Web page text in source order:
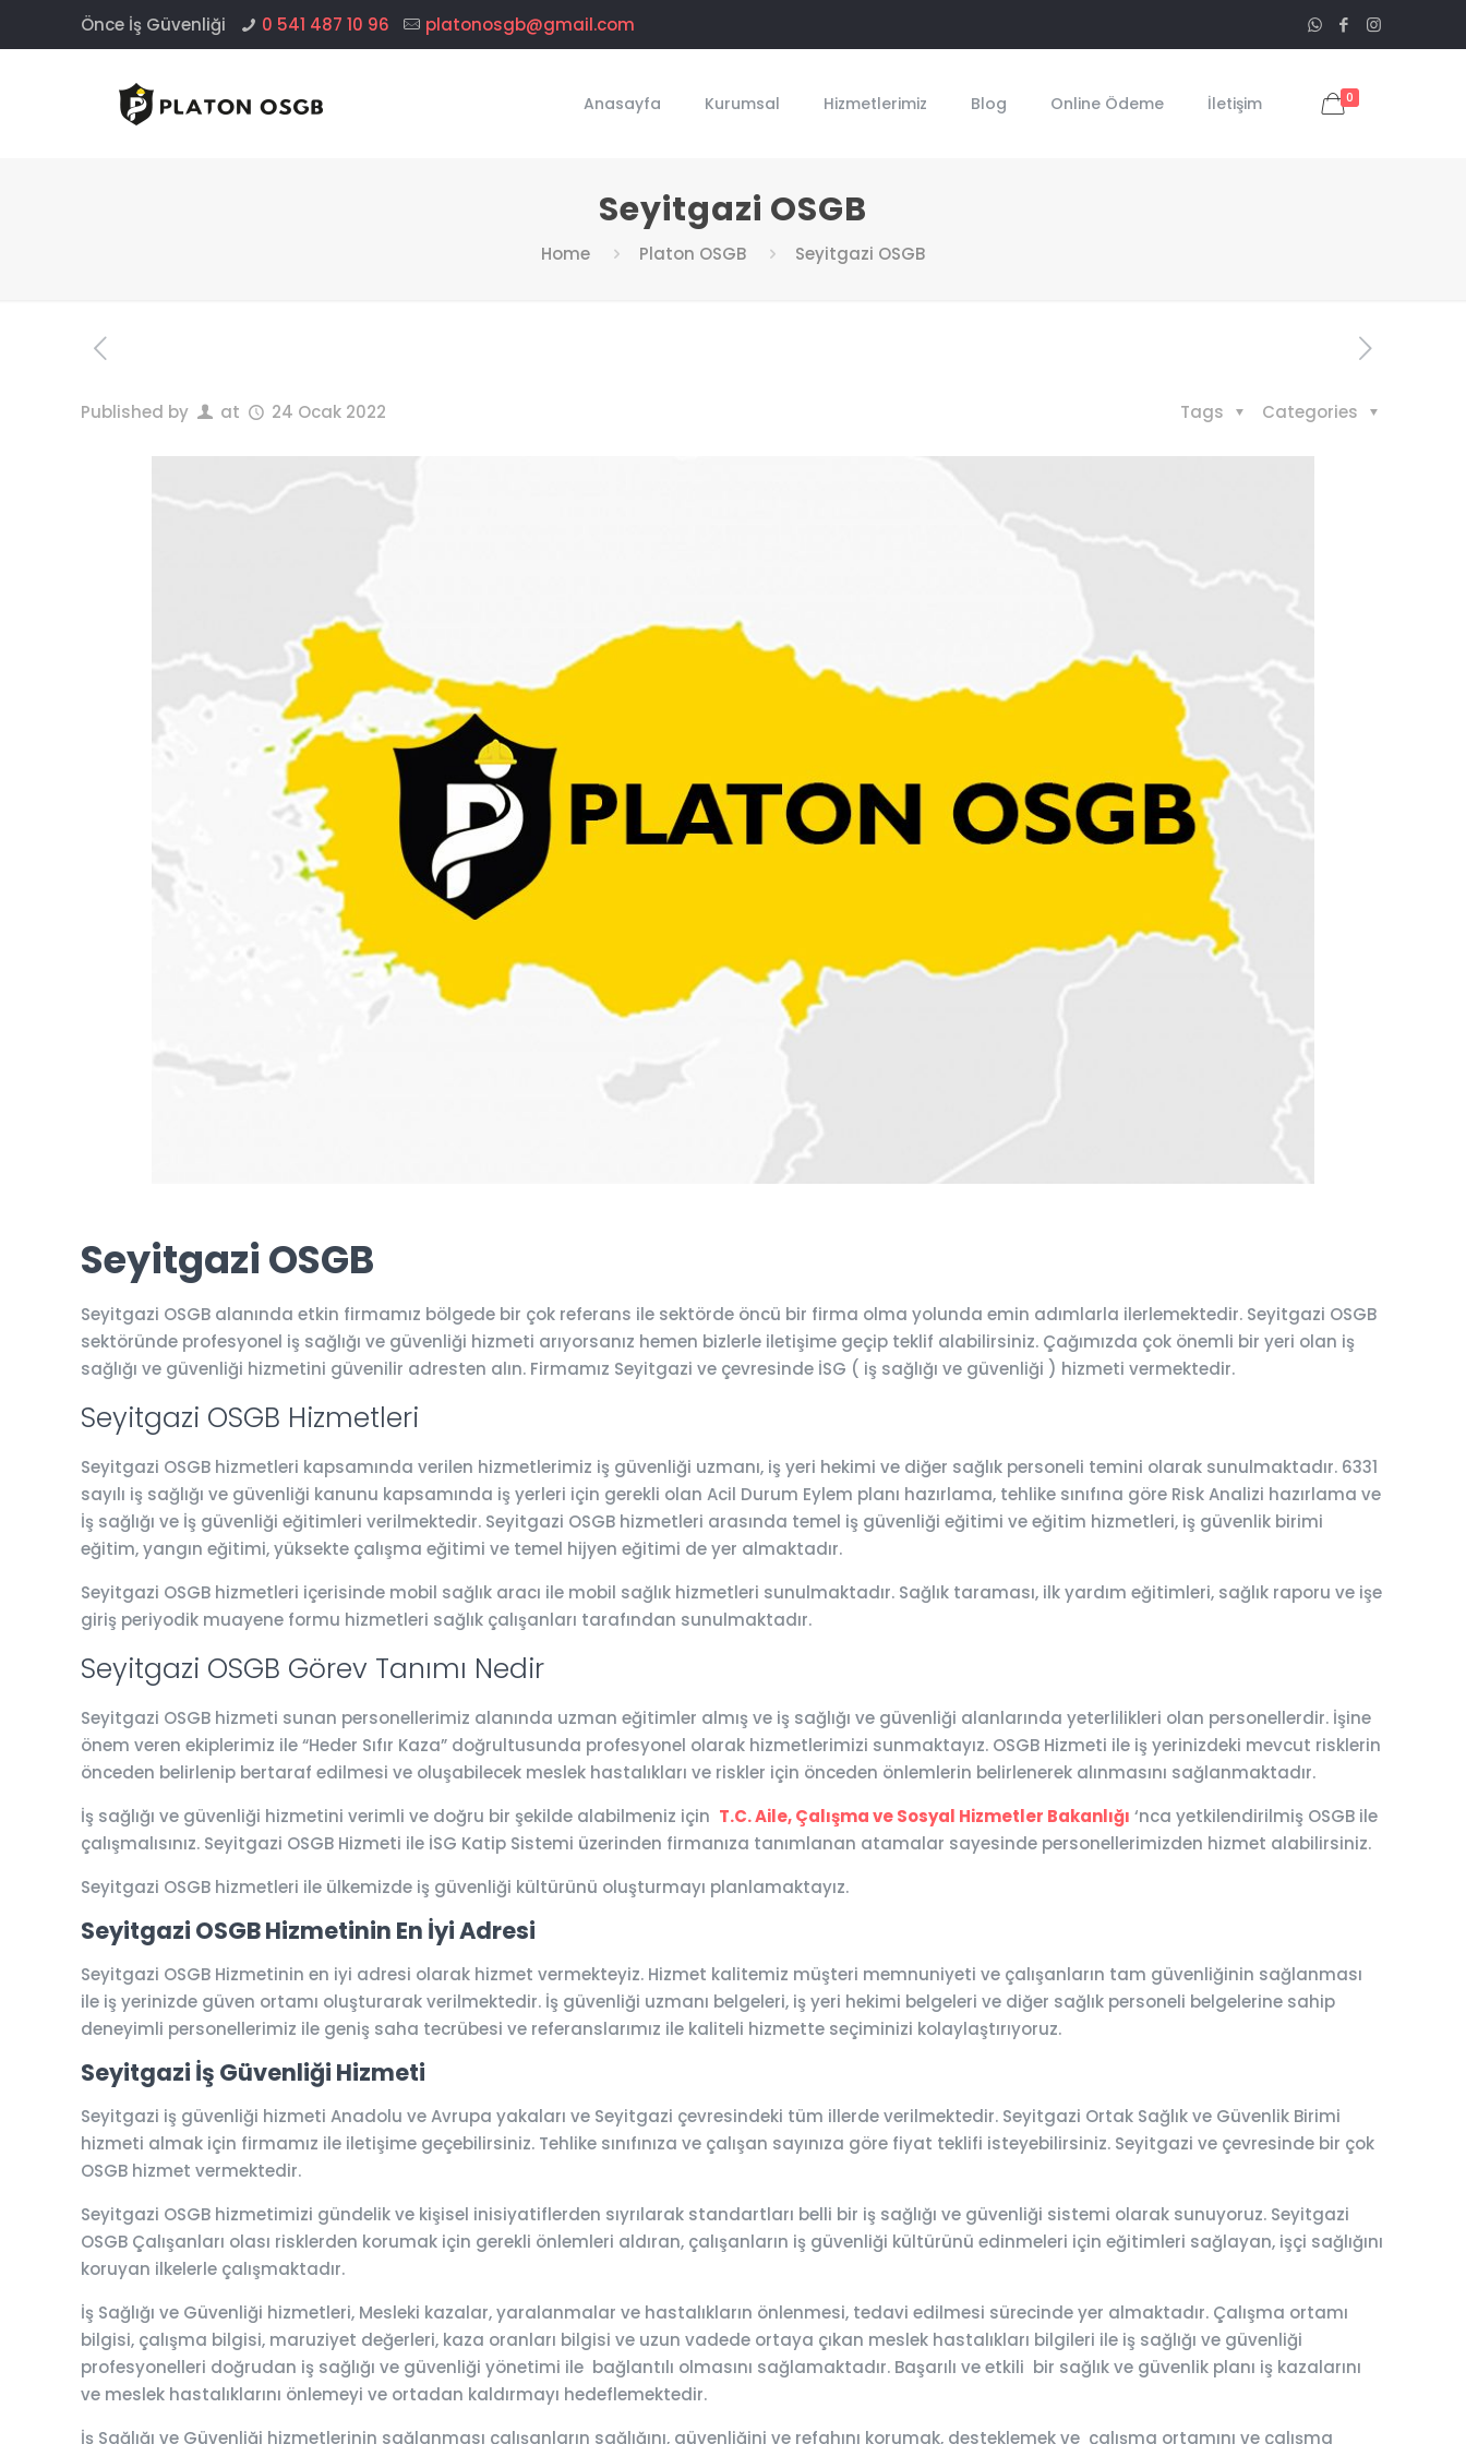
Önce İş Güvenliği 0 541 487 10 96 platonosgb@gmail.com
Anasayfa Kurumsal Hizmetlerimiz Blog Online Ödeme İletişim 0
Seyitgazi OSGB
Home Platon OSGB Seyitgazi OSGB
Published by at 24 Ocak 2022 Categories
Tags
Seyitgazi OSGB
Seyitgazi OSGB alanında etkin firmamız bölgede bir çok referans ile sektörde öncü bir firma olma yolunda emin adımlarla ilerlemektedir. Seyitgazi OSGB
sektöründe profesyonel iş sağlığı ve güvenliği hizmeti arıyorsanız hemen bizlerle iletişime geçip teklif alabilirsiniz. Çağımızda çok önemli bir yeri olan iş
sağlığı ve güvenliği hizmetini güvenilir adresten alın. Firmamız Seyitgazi ve çevresinde İSG ( iş sağlığı ve güvenliği ) hizmeti vermektedir.
Seyitgazi OSGB Hizmetleri
Seyitgazi OSGB hizmetleri kapsamında verilen hizmetlerimiz iş güvenliği uzmanı, iş yeri hekimi ve diğer sağlık personeli temini olarak sunulmaktadır. 6331
sayılı iş sağlığı ve güvenliği kanunu kapsamında iş yerleri için gerekli olan Acil Durum Eylem planı hazırlama, tehlike sınıfına göre Risk Analizi hazırlama ve
İş sağlığı ve İş güvenliği eğitimleri verilmektedir. Seyitgazi OSGB hizmetleri arasında temel iş güvenliği eğitimi ve eğitim hizmetleri, iş güvenlik birimi
eğitim, yangın eğitimi, yüksekte çalışma eğitimi ve temel hijyen eğitimi de yer almaktadır.
Seyitgazi OSGB hizmetleri içerisinde mobil sağlık aracı ile mobil sağlık hizmetleri sunulmaktadır. Sağlık taraması, ilk yardım eğitimleri, sağlık raporu ve işe
giriş periyodik muayene formu hizmetleri sağlık çalışanları tarafından sunulmaktadır.
Seyitgazi OSGB Görev Tanımı Nedir
Seyitgazi OSGB hizmeti sunan personellerimiz alanında uzman eğitimler almış ve iş sağlığı ve güvenliği alanlarında yeterlilikleri olan personellerdir. İşine
önem veren ekiplerimiz ile “Heder Sıfır Kaza” doğrultusunda profesyonel olarak hizmetlerimizi sunmaktayız. OSGB Hizmeti ile iş yerinizdeki mevcut risklerin
önceden belirlenip bertaraf edilmesi ve oluşabilecek meslek hastalıkları ve riskler için önceden önlemlerin belirlenerek alınmasını sağlanmaktadır.
İş sağlığı ve güvenliği hizmetini verimli ve doğru bir şekilde alabilmeniz için T.C. Aile, Çalışma ve Sosyal Hizmetler Bakanlığı ‘nca yetkilendirilmiş OSGB ile
çalışmalısınız. Seyitgazi OSGB Hizmeti ile İSG Katip Sistemi üzerinden firmanıza tanımlanan atamalar sayesinde personellerimizden hizmet alabilirsiniz.
Seyitgazi OSGB hizmetleri ile ülkemizde iş güvenliği kültürünü oluşturmayı planlamaktayız.
Seyitgazi OSGB Hizmetinin En İyi Adresi
Seyitgazi OSGB Hizmetinin en iyi adresi olarak hizmet vermekteyiz. Hizmet kalitemiz müşteri memnuniyeti ve çalışanların tam güvenliğinin sağlanması
ile iş yerinizde güven ortamı oluşturarak verilmektedir. İş güvenliği uzmanı belgeleri, iş yeri hekimi belgeleri ve diğer sağlık personeli belgelerine sahip
deneyimli personellerimiz ile geniş saha tecrübesi ve referanslarımız ile kaliteli hizmette seçiminizi kolaylaştırıyoruz.
Seyitgazi İş Güvenliği Hizmeti
Seyitgazi iş güvenliği hizmeti Anadolu ve Avrupa yakaları ve Seyitgazi çevresindeki tüm illerde verilmektedir. Seyitgazi Ortak Sağlık ve Güvenlik Birimi
hizmeti almak için firmamız ile iletişime geçebilirsiniz. Tehlike sınıfınıza ve çalışan sayınıza göre fiyat teklifi isteyebilirsiniz. Seyitgazi ve çevresinde bir çok
OSGB hizmet vermektedir.
Seyitgazi OSGB hizmetimizi gündelik ve kişisel inisiyatiflerden sıyrılarak standartları belli bir iş sağlığı ve güvenliği sistemi olarak sunuyoruz. Seyitgazi
OSGB Çalışanları olası risklerden korumak için gerekli önlemleri aldıran, çalışanların iş güvenliği kültürünü edinmeleri için eğitimleri sağlayan, işçi sağlığını
koruyan ilkelerle çalışmaktadır.
İş Sağlığı ve Güvenliği hizmetleri, Mesleki kazalar, yaralanmalar ve hastalıkların önlenmesi, tedavi edilmesi sürecinde yer almaktadır. Çalışma ortamı
bilgisi, çalışma bilgisi, maruziyet değerleri, kaza oranları bilgisi ve uzun vadede ortaya çıkan meslek hastalıkları bilgileri ile iş sağlığı ve güvenliği
profesyonelleri doğrudan iş sağlığı ve güvenliği yönetimi ile bağlantılı olmasını sağlamaktadır. Başarılı ve etkili bir sağlık ve güvenlik planı iş kazalarını
ve meslek hastalıklarını önlemeyi ve ortadan kaldırmayı hedeflemektedir.
İş Sağlığı ve Güvenliği hizmetlerinin sağlanması çalışanların sağlığını, güvenliğini ve refahını korumak, desteklemek ve çalışma ortamını ve çalışma